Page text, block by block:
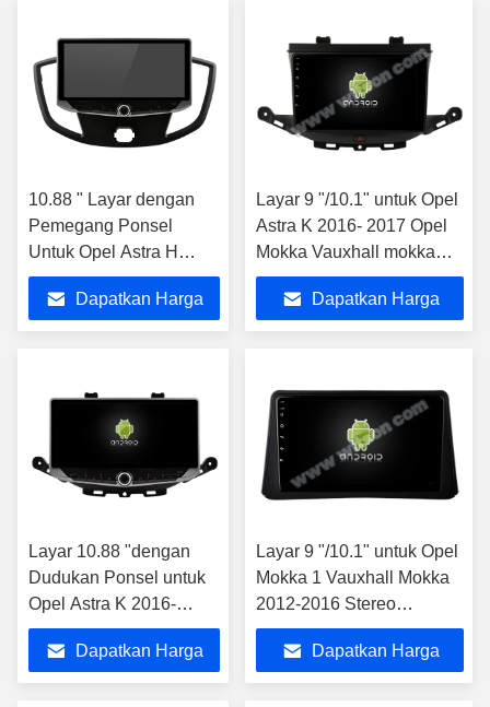
10.88 " Layar dengan
Pemegang Ponsel
Untuk Opel Astra H
2006-2014 Multimedia
Stereo GPS CarPlay
Player
Dapatkan Harga
Layar 9 "/10.1" untuk Opel
Astra K 2016- 2017 Opel
Mokka Vauxhall mokka
2016- 2018 ,Buick Verano
GS 2015Dapatkan Harga
Layar 10.88 "dengan
Dudukan Ponsel untuk
Opel Astra K 2016-
2017, Opel Mokka
Vauxhall mokka 2016-
2018
Dapatkan Harga
Layar 9 "/10.1" untuk Opel
Mokka 1 Vauxhall Mokka
2012-2016 Stereo
Multimedia Mobil
Dapatkan Harga